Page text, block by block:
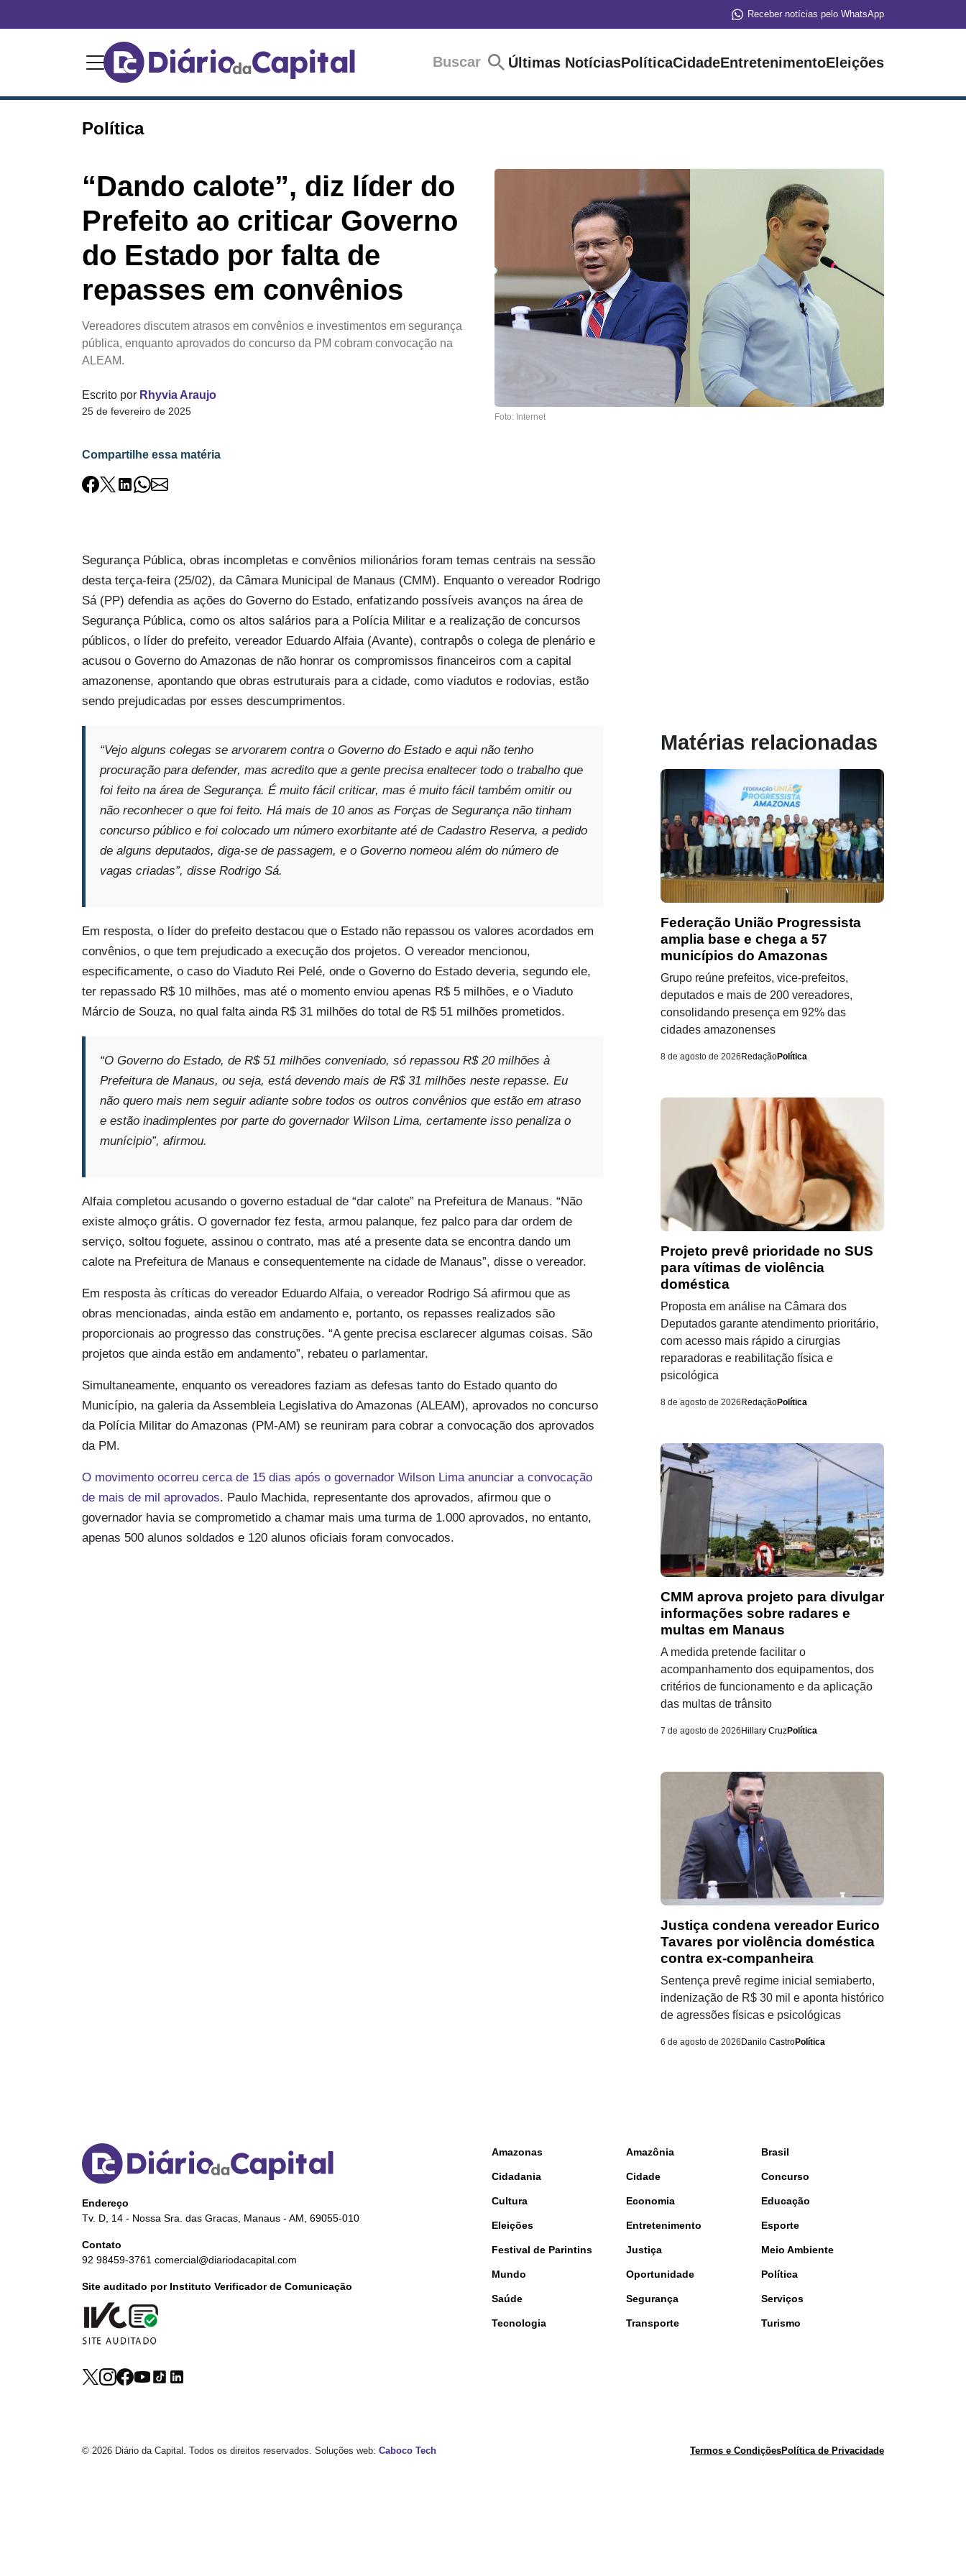
Receber notícias pelo WhatsApp
Buscar Últimas NotíciasPolíticaCidadeEntretenimentoEleições
Política
“Dando calote”, diz líder do
Prefeito ao criticar Governo
do Estado por falta de
repasses em convênios
Vereadores discutem atrasos em convênios e investimentos em segurança
pública, enquanto aprovados do concurso da PM cobram convocação na
ALEAM.
Escrito por Rhyvia Araujo
25 de fevereiro de 2025
Compartilhe essa matéria
Foto: Internet
Segurança Pública, obras incompletas e convênios milionários foram temas centrais na sessão
desta terça-feira (25/02), da Câmara Municipal de Manaus (CMM). Enquanto o vereador Rodrigo
Sá (PP) defendia as ações do Governo do Estado, enfatizando possíveis avanços na área de
Segurança Pública, como os altos salários para a Polícia Militar e a realização de concursos
públicos, o líder do prefeito, vereador Eduardo Alfaia (Avante), contrapôs o colega de plenário e
acusou o Governo do Amazonas de não honrar os compromissos financeiros com a capital
amazonense, apontando que obras estruturais para a cidade, como viadutos e rodovias, estão
sendo prejudicadas por esses descumprimentos.
“Vejo alguns colegas se arvorarem contra o Governo do Estado e aqui não tenho
procuração para defender, mas acredito que a gente precisa enaltecer todo o trabalho que
foi feito na área de Segurança. É muito fácil criticar, mas é muito fácil também omitir ou
não reconhecer o que foi feito. Há mais de 10 anos as Forças de Segurança não tinham
concurso público e foi colocado um número exorbitante até de Cadastro Reserva, a pedido
de alguns deputados, diga-se de passagem, e o Governo nomeou além do número de
vagas criadas”, disse Rodrigo Sá.
Em resposta, o líder do prefeito destacou que o Estado não repassou os valores acordados em
convênios, o que tem prejudicado a execução dos projetos. O vereador mencionou,
especificamente, o caso do Viaduto Rei Pelé, onde o Governo do Estado deveria, segundo ele,
ter repassado R$ 10 milhões, mas até o momento enviou apenas R$ 5 milhões, e o Viaduto
Márcio de Souza, no qual falta ainda R$ 31 milhões do total de R$ 51 milhões prometidos.
“O Governo do Estado, de R$ 51 milhões conveniado, só repassou R$ 20 milhões à
Prefeitura de Manaus, ou seja, está devendo mais de R$ 31 milhões neste repasse. Eu
não quero mais nem seguir adiante sobre todos os outros convênios que estão em atraso
e estão inadimplentes por parte do governador Wilson Lima, certamente isso penaliza o
munícipio”, afirmou.
Alfaia completou acusando o governo estadual de “dar calote” na Prefeitura de Manaus. “Não
existe almoço grátis. O governador fez festa, armou palanque, fez palco para dar ordem de
serviço, soltou foguete, assinou o contrato, mas até a presente data se encontra dando um
calote na Prefeitura de Manaus e consequentemente na cidade de Manaus”, disse o vereador.
Em resposta às críticas do vereador Eduardo Alfaia, o vereador Rodrigo Sá afirmou que as
obras mencionadas, ainda estão em andamento e, portanto, os repasses realizados são
proporcionais ao progresso das construções. “A gente precisa esclarecer algumas coisas. São
projetos que ainda estão em andamento”, rebateu o parlamentar.
Simultaneamente, enquanto os vereadores faziam as defesas tanto do Estado quanto do
Município, na galeria da Assembleia Legislativa do Amazonas (ALEAM), aprovados no concurso
da Polícia Militar do Amazonas (PM-AM) se reuniram para cobrar a convocação dos aprovados
da PM.
O movimento ocorreu cerca de 15 dias após o governador Wilson Lima anunciar a convocação
de mais de mil aprovados. Paulo Machida, representante dos aprovados, afirmou que o
governador havia se comprometido a chamar mais uma turma de 1.000 aprovados, no entanto,
apenas 500 alunos soldados e 120 alunos oficiais foram convocados.
Matérias relacionadas
Federação União Progressista
amplia base e chega a 57
municípios do Amazonas
Grupo reúne prefeitos, vice-prefeitos,
deputados e mais de 200 vereadores,
consolidando presença em 92% das
cidades amazonenses
8 de agosto de 2026 RedaçãoPolítica
Projeto prevê prioridade no SUS
para vítimas de violência
doméstica
Proposta em análise na Câmara dos
Deputados garante atendimento prioritário,
com acesso mais rápido a cirurgias
reparadoras e reabilitação física e
psicológica
8 de agosto de 2026 RedaçãoPolítica
CMM aprova projeto para divulgar
informações sobre radares e
multas em Manaus
A medida pretende facilitar o
acompanhamento dos equipamentos, dos
critérios de funcionamento e da aplicação
das multas de trânsito
7 de agosto de 2026 Hillary CruzPolítica
Justiça condena vereador Eurico
Tavares por violência doméstica
contra ex-companheira
Sentença prevê regime inicial semiaberto,
indenização de R$ 30 mil e aponta histórico
de agressões físicas e psicológicas
6 de agosto de 2026 Danilo CastroPolítica
Endereço
Tv. D, 14 - Nossa Sra. das Gracas, Manaus - AM, 69055-010
Contato
92 98459-3761 comercial@diariodacapital.com
Site auditado por Instituto Verificador de Comunicação
Amazonas Amazônia Brasil
Cidadania Cidade Concurso
Cultura Economia Educação
Eleições Entretenimento Esporte
Festival de Parintins Justiça Meio Ambiente
Mundo Oportunidade Política
Saúde Segurança Serviços
Tecnologia Transporte Turismo
© 2026 Diário da Capital. Todos os direitos reservados. Soluções web: Caboco Tech Termos e CondiçõesPolítica de Privacidade